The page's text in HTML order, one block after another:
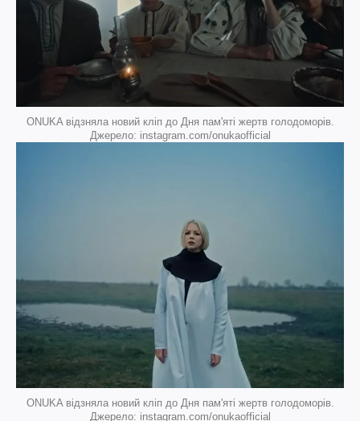
ONUKA відзняла новий кліп до Дня пам'яті жертв голодоморів.
Джерело: instagram.com/onukaofficial
ONUKA відзняла новий кліп до Дня пам'яті жертв голодоморів.
Джерело: instagram.com/onukaofficial